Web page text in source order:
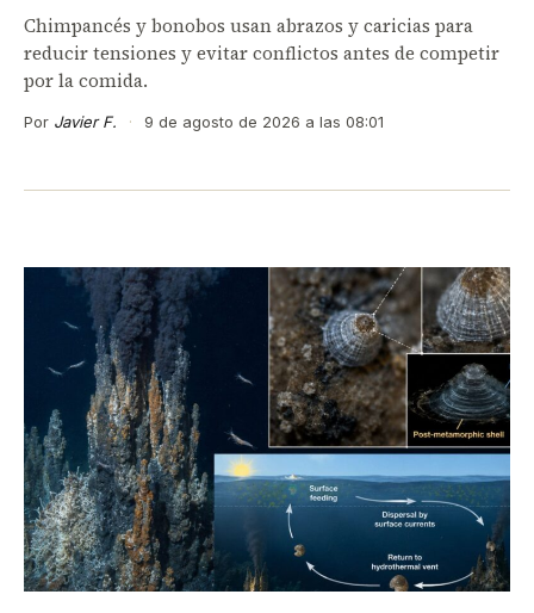
Chimpancés y bonobos usan abrazos y caricias para
reducir tensiones y evitar conflictos antes de competir
por la comida.
Por Javier F. · 9 de agosto de 2026 a las 08:01